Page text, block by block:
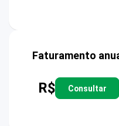
Faturamento
R$ Consultar